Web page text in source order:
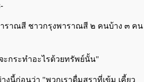
ราณสี ชาวกรุงพาราณสี ๒ คนบ้าง ๓ คน
ะกระทำอะไรด้วยทรัพย์นั้น"
งนี้ก่อนว่า "พวกเราดื่มสุราที่เข้ม เคี้ยว